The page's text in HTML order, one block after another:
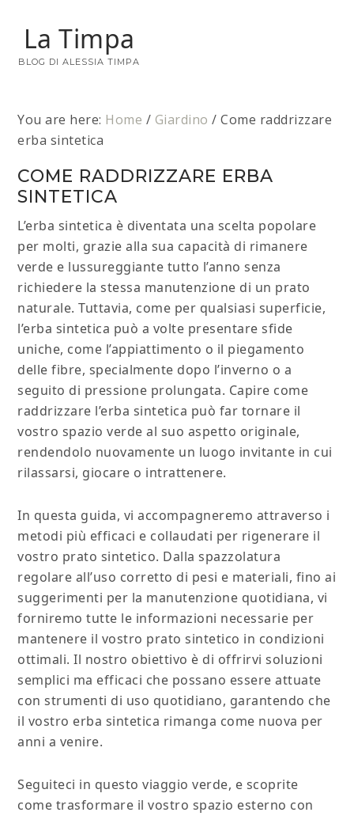
La Timpa
BLOG DI ALESSIA TIMPA
You are here: Home / Giardino / Come raddrizzare
erba sintetica
COME RADDRIZZARE ERBA
SINTETICA
L’erba sintetica è diventata una scelta popolare
per molti, grazie alla sua capacità di rimanere
verde e lussureggiante tutto l’anno senza
richiedere la stessa manutenzione di un prato
naturale. Tuttavia, come per qualsiasi superficie,
l’erba sintetica può a volte presentare sfide
uniche, come l’appiattimento o il piegamento
delle fibre, specialmente dopo l’inverno o a
seguito di pressione prolungata. Capire come
raddrizzare l’erba sintetica può far tornare il
vostro spazio verde al suo aspetto originale,
rendendolo nuovamente un luogo invitante in cui
rilassarsi, giocare o intrattenere.
In questa guida, vi accompagneremo attraverso i
metodi più efficaci e collaudati per rigenerare il
vostro prato sintetico. Dalla spazzolatura
regolare all’uso corretto di pesi e materiali, fino ai
suggerimenti per la manutenzione quotidiana, vi
forniremo tutte le informazioni necessarie per
mantenere il vostro prato sintetico in condizioni
ottimali. Il nostro obiettivo è di offrirvi soluzioni
semplici ma efficaci che possano essere attuate
con strumenti di uso quotidiano, garantendo che
il vostro erba sintetica rimanga come nuova per
anni a venire.
Seguiteci in questo viaggio verde, e scoprite
come trasformare il vostro spazio esterno con